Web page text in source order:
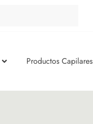
Productos Capilares